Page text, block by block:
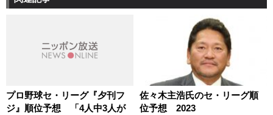
プロ野球セ・リーグ『夕刊フ
ジ』順位予想 「4人中3人が
佐々木主浩氏のセ・リーグ順
位予想 2023